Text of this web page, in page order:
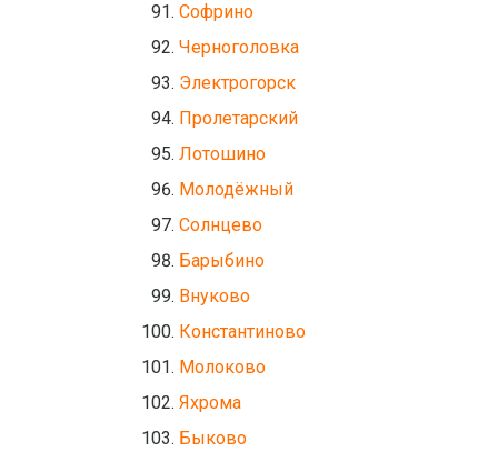
Софрино
Черноголовка
Электрогорск
Пролетарский
Лотошино
Молодёжный
Солнцево
Барыбино
Внуково
Константиново
Молоково
Яхрома
Быково